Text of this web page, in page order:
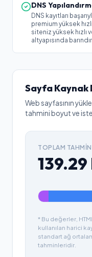
DNS
DNS kayıtları
premium yüksek
siteniz yüksek
altyapısında
Sayfa Kaynak
Web sayfasının
tahmini boyut ve
TOPLAM
139.29
* Bu değerler,
kullanılan harici
standart ağ
tahminleridir.